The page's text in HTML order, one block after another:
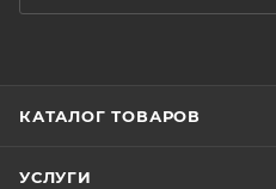
КАТАЛОГ ТОВАРОВ
УСЛУГИ